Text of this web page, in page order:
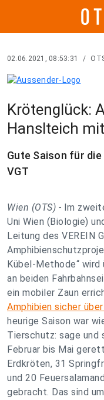
02.06.2021, 08:53:31 /
Krötenglück:
Hanslteich
Gute Saison für
VGT
Wien (OTS) - Im
Uni Wien (Biologie)
Leitung des VEREIN
Kübel-Methode“
an beiden
ein mobiler Zaun
Amphibien sicher
heurige Saison war
Tierschutz: sage und
Februar bis Mai
Erdkröten, 31
und 20
gebracht. Das sind